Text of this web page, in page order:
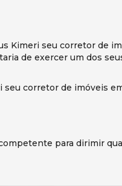
Kimeri seu corretor de
de exercer um dos
corretor de imóveis
para dirimir